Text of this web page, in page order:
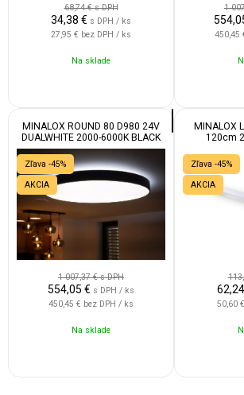
68,74 €s DPH
34,38 € s DPH / ks
27,95 € bez DPH / ks
Na sklade
1
450,45
MINALOX ROUND 80 D980 24V
DUALWHITE 2000-6000K BLACK
Zľava -45%
AKCIA
1 007,37 €s DPH
554,05 € s DPH / ks
450,45 € bez DPH / ks
Na sklade
MINALOX
120cm
Zľava -45%
AKCIA
62,24
50,60 €